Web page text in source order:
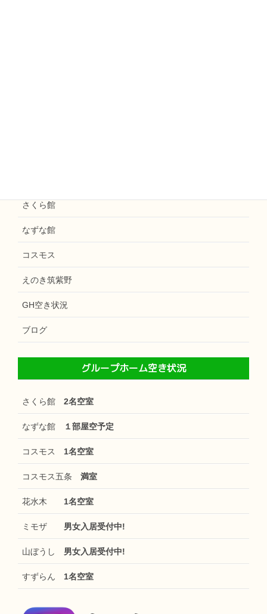
さくら館
なずな館
コスモス
えのき筑紫野
GH空き状況
ブログ
グループホーム空き状況
さくら館 2名空室
なずな館 １部屋空予定
コスモス 1名空室
コスモス五条 満室
花水木 1名空室
ミモザ 男女入居受付中!
山ぼうし 男女入居受付中!
すずらん 1名空室